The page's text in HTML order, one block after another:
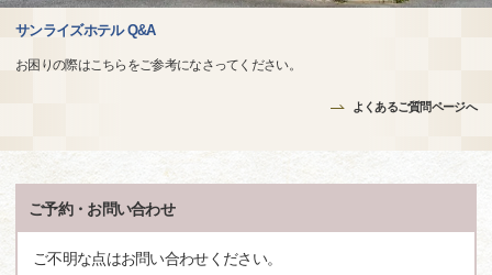
サンライズホテル Q&A
お困りの際はこちらをご参考になさってください。
よくあるご質問ページへ
ご予約・お問い合わせ
ご不明な点はお問い合わせください。